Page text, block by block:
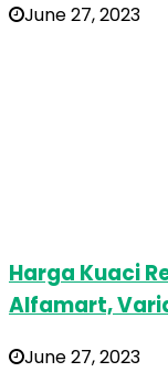
June 27, 2023
Harga Kuaci
Alfamart,
June 27, 2023